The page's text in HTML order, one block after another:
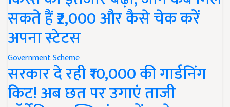
सकते हैं ₹2,000 और कैसे चेक करें
अपना स्टेटस
Government Scheme
सरकार दे रही ₹10,000 की गार्डनिंग
किट! अब छत पर उगाएं ताजी